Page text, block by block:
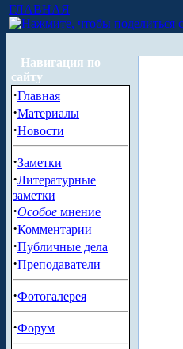
ГЛАВНАЯ
Навигация по
сайту
·Главная
·Материалы
·Новости
·Заметки
·Литературные
заметки
·Особое мнение
·Комментарии
·Публичные дела
·Преподаватели
·Фотогалерея
·Форум